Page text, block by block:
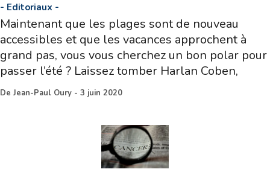
- Editoriaux -
Maintenant que les plages sont de nouveau
accessibles et que les vacances approchent à
grand pas, vous vous cherchez un bon polar pour
passer l’été ? Laissez tomber Harlan Coben,
De Jean-Paul Oury - 3 juin 2020